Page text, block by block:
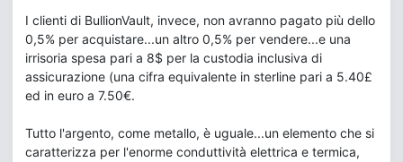
I clienti di BullionVault, invece, non avranno pagato più dello
0,5% per acquistare...un altro 0,5% per vendere...e una
irrisoria spesa pari a 8$ per la custodia inclusiva di
assicurazione (una cifra equivalente in sterline pari a 5.40£
ed in euro a 7.50€.
Tutto l'argento, come metallo, è uguale...un elemento che si
caratterizza per l'enorme conduttività elettrica e termica,